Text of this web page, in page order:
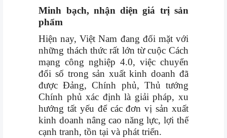
Minh bạch, nhận diện giá trị sản
phẩm
Hiện nay, Việt Nam đang đối mặt với
những thách thức rất lớn từ cuộc Cách
mạng công nghiệp 4.0, việc chuyển
đổi số trong sản xuất kinh doanh đã
được Đảng, Chính phủ, Thủ tướng
Chính phủ xác định là giải pháp, xu
hướng tất yếu để các đơn vị sản xuất
kinh doanh nâng cao năng lực, lợi thế
cạnh tranh, tồn tại và phát triển.